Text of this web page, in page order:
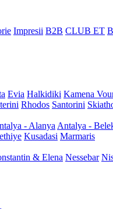
Impresii B2B CLUB ET
Evia Halkidiki Kamena
Rhodos Santorini
- Alanya Antalya -
Kusadasi Marmaris
& Elena Nessebar